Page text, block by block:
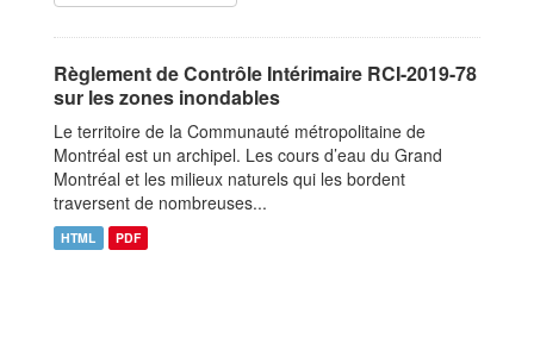
Règlement de Contrôle Intérimaire RCI-2019-78
sur les zones inondables
Le territoire de la Communauté métropolitaine de
Montréal est un archipel. Les cours d’eau du Grand
Montréal et les milieux naturels qui les bordent
traversent de nombreuses...
HTML PDF